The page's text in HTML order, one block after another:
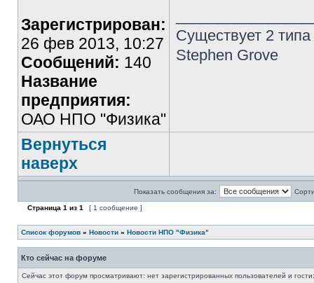
Зарегистрирован:
26 фев 2013, 10:27
Сообщений: 140
Название
предприятия:
ОАО НПО "Физика"
Существует 2
Stephen Grove
Вернуться
наверх
Показать сообщения за:
Страница 1 из 1 [ 1 сообщение ]
Список форумов » Новости » Новости НПО "Физика"
Кто сейчас на форуме
Сейчас этот форум просматривают: нет зарегистрированных пользователей и